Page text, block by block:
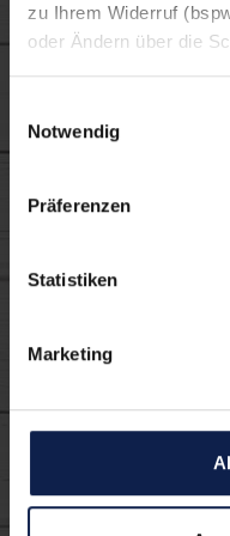
zu Ihrem Widerruf
oder Ändern über die
Notwendig
Präferenzen
Statistiken
Marketing
Die